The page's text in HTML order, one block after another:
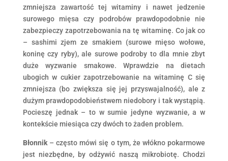
zmniejsza zawartość tej witaminy i nawet jedzenie
surowego mięsa czy podrobów prawdopodobnie nie
zabezpieczy zapotrzebowania na tę witaminę. Co jak co
– sashimi zjem ze smakiem (surowe mięso wołowe,
koninę czy ryby), ale surowe podroby to dla mnie zbyt
duże wyzwanie smakowe. Wprawdzie na dietach
ubogich w cukier zapotrzebowanie na witaminę C się
zmniejsza (bo zwiększa się jej przyswajalność), ale z
dużym prawdopodobieństwem niedobory i tak wystąpią.
Pocieszę jednak – to w sumie jedyne wyzwanie, a w
kontekście miesiąca czy dwóch to żaden problem.
Błonnik– często mówi się o tym, że włókno pokarmowe
jest niezbędne, by odżywić naszą mikrobiotę. Chodzi